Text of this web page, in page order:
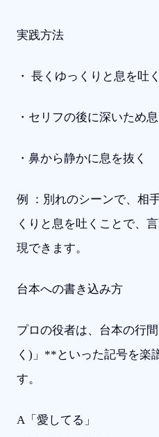
実践方法
・ 長くゆっくりと息を吐く
・セリフの後に深いため息
・鼻から静かに息を抜く
例 ：別れのシーンで、相
くりと息を吐くことで、
現できます。
台本への書き込み方
プロの役者は、台本の行
く)」**といった記号を楽
す。
A「愛してる」